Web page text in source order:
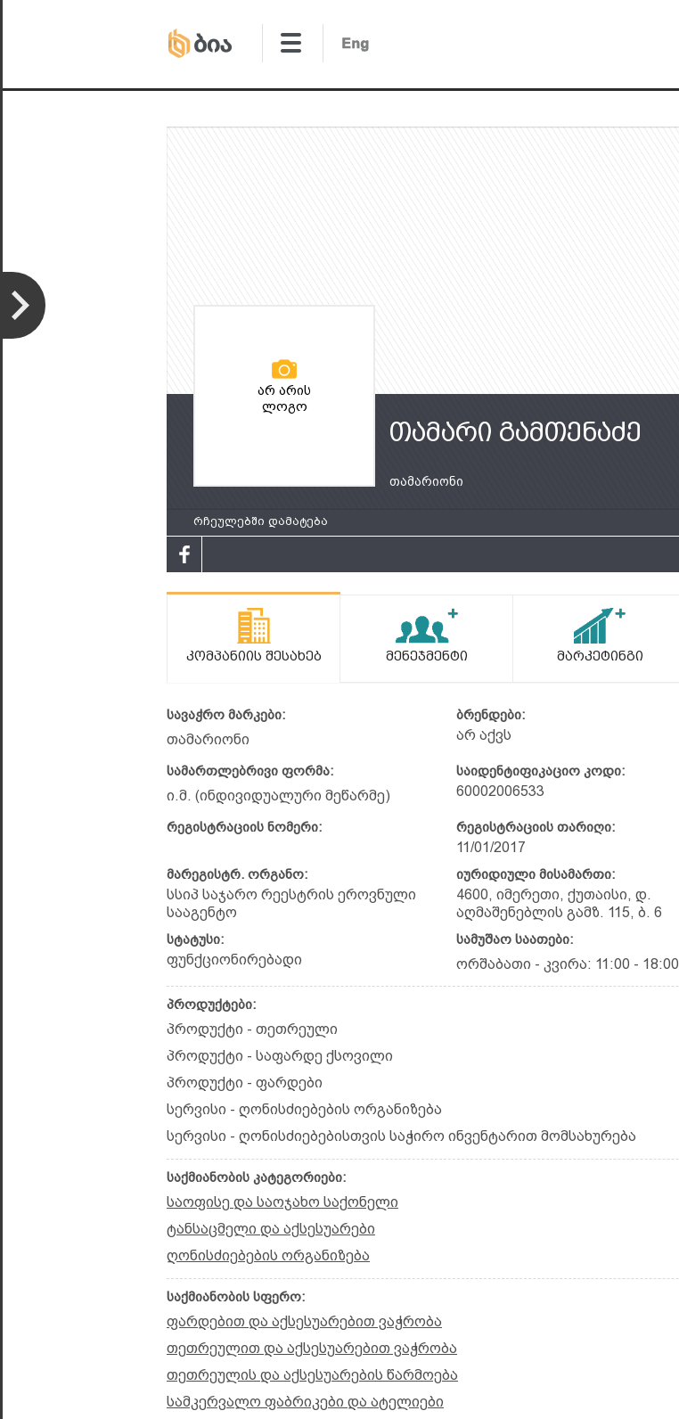
არ არის
ლოგო
თამარი გამთენაძე
თამარიონი
რჩეულებში დამატება
Კომპანიის Შესახებ Მენეჯმენტი Მარკეტინგი
სავაჭრო მარკები:
თამარიონი
ბრენდები:
არ აქვს
სამართლებრივი ფორმა:
ი.მ. (ინდივიდუალური მეწარმე)
საიდენტიფიკაციო კოდი:
60002006533
რეგისტრაციის ნომერი: რეგისტრაციის თარიღი:
11/01/2017
მარეგისტრ. ორგანო:
სსიპ საჯარო რეესტრის ეროვნული
სააგენტო
იურიდიული მისამართი:
4600, იმერეთი, ქუთაისი, დ.
აღმაშენებლის გამზ. 115, ბ. 6
სტატუსი:
ფუნქციონირებადი
სამუშაო საათები:
ორშაბათი - კვირა: 11:00 - 18:00
პროდუქტები:
პროდუქტი - თეთრეული
პროდუქტი - საფარდე ქსოვილი
პროდუქტი - ფარდები
სერვისი - ღონისძიებების ორგანიზება
სერვისი - ღონისძიებებისთვის საჭირო ინვენტარით მომსახურება
საქმიანობის კატეგორიები:
საოფისე და საოჯახო საქონელი
ტანსაცმელი და აქსესუარები
ღონისძიებების ორგანიზება
საქმიანობის სფერო:
ფარდებით და აქსესუარებით ვაჭრობა
თეთრეულით და აქსესუარებით ვაჭრობა
თეთრეულის და აქსესუარების წარმოება
სამკერვალო ფაბრიკები და ატელიები